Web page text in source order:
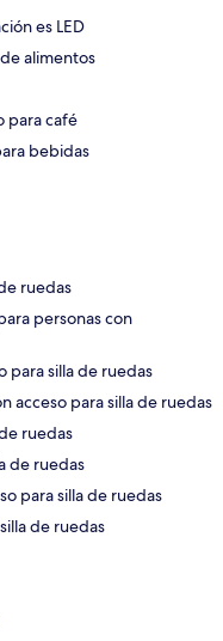
es LED
alimentos
para café
bebidas
ruedas
personas con
para silla de ruedas
acceso para silla de ruedas
ruedas
de ruedas
para silla de ruedas
de ruedas